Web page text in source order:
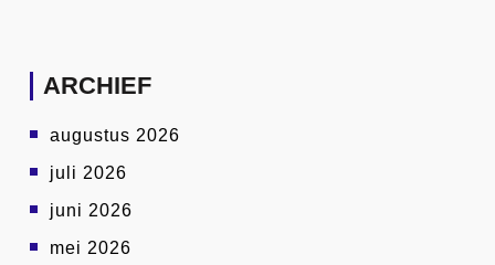
ARCHIEF
augustus 2026
juli 2026
juni 2026
mei 2026